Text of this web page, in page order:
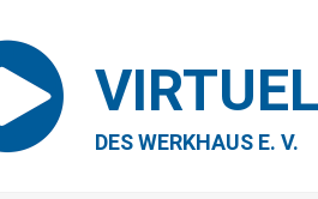
DES WERKHAUS E. V.